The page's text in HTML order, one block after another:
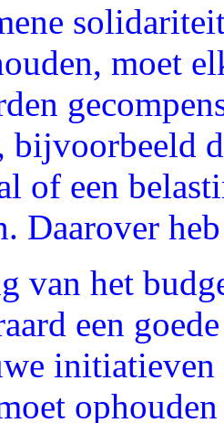
moet
of een
Daarover
van het
een